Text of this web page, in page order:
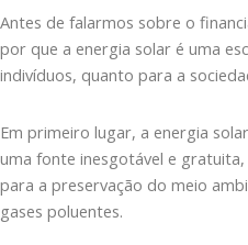
Antes de falarmos sobre o
por que a energia solar é uma
indivíduos, quanto para a
Em primeiro lugar, a energia
uma fonte inesgotável e
para a preservação do meio
gases poluentes.